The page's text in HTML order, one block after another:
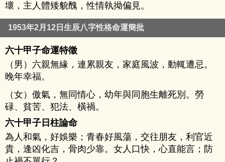
壞，主人體矮貌醜，性情執拗偏見。
1953年2月12日生辰八字性格命運簡批
六十甲子命運特徵
（男）六親無緣，連累親友，家庭風波，動輒遭忌。
晚年幸福。
（女）傲氣，無同情心，幼年與同胞生離死別。勞
碌、貧苦、犯法、橫禍。
六十甲子日柱論命
為人和氣，好娛樂；青春好風蕩，交往朋友，利官近
貴，逢凶化吉，骨肉少靠。女人口快，心直能言；防